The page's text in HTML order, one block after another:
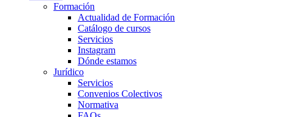
Formación
Actualidad de Formación
Catálogo de cursos
Servicios
Instagram
Dónde estamos
Jurídico
Servicios
Convenios Colectivos
Normativa